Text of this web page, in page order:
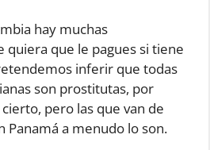
hay muchas
quiera que le pagues si tiene
inferir que todas
son prostitutas, por
pero las que van de
Panamá a menudo lo son.